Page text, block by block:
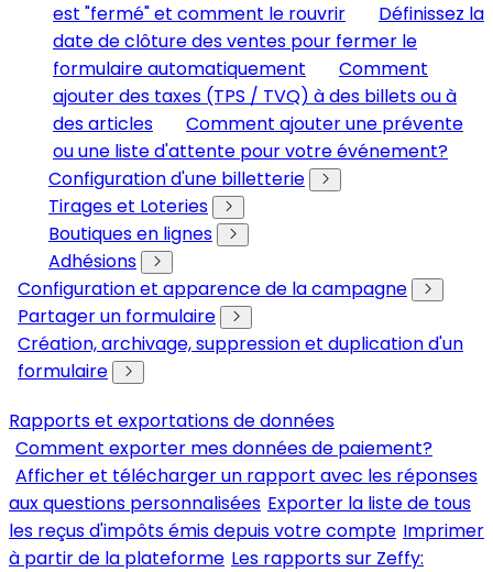
est "fermé" et comment le rouvrir
Définissez la
date de clôture des ventes pour fermer le
formulaire automatiquement
Comment
ajouter des taxes (TPS / TVQ) à des billets ou à
des articles
Comment ajouter une prévente
ou une liste d'attente pour votre événement?
Configuration d'une billetterie
Tirages et Loteries
Boutiques en lignes
Adhésions
Configuration et apparence de la campagne
Partager un formulaire
Création, archivage, suppression et duplication d'un
formulaire
Rapports et exportations de données
Comment exporter mes données de paiement?
Afficher et télécharger un rapport avec les réponses
aux questions personnalisées Exporter la liste de tous
les reçus d'impôts émis depuis votre compte Imprimer
à partir de la plateforme Les rapports sur Zeffy: